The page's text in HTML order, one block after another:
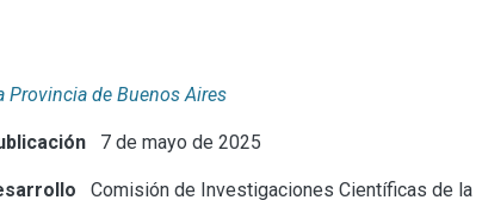
de Buenos Aires
7 de mayo de 2025
Comisión de Investigaciones Científicas de la